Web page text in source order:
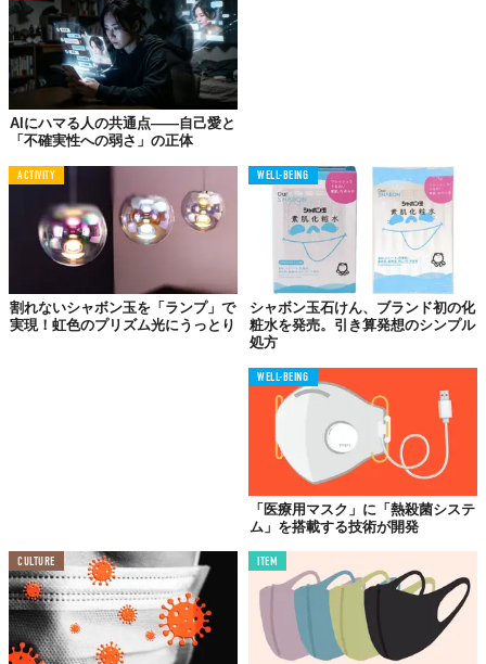
TABI LABO
この世界は、もっと広いはずだ。
AIにハマる人の共通点——自己愛と
「不確実性への弱さ」の正体
ACTIVITY
割れないシャボン玉を「ランプ」で
実現！虹色のプリズム光にうっとり
WELL-BEING
シャボン玉石けん、ブランド初の化
粧水を発売。引き算発想のシンプル
処方
WELL-BEING
「医療用マスク」に「熱殺菌システ
ム」を搭載する技術が開発
CULTURE ITEM